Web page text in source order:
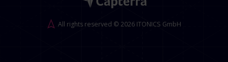
All rights reserved © 2026 ITONICS GmbH